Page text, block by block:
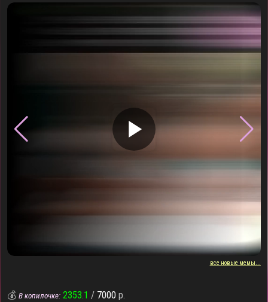
▶
все новые мемы...
💰В копилочке: 2353.1 / 7000 р.